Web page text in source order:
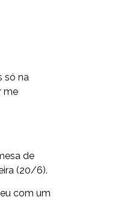
só na
me
de
(20/6).
com um